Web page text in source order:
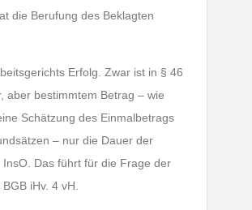
die Berufung des Beklagten
Erfolg. Zwar ist in § 46
aber bestimmtem Betrag – wie
Schätzung des Einmalbetrags
– nur die Dauer der
Das führt für die Frage der
iHv. 4 vH.